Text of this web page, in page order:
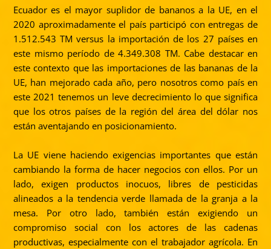
Ecuador es el mayor suplidor de bananos a la UE, en el
2020 aproximadamente el país participó con entregas de
1.512.543 TM versus la importación de los 27 países en
este mismo período de 4.349.308 TM. Cabe destacar en
este contexto que las importaciones de las bananas de la
UE, han mejorado cada año, pero nosotros como país en
este 2021 tenemos un leve decrecimiento lo que significa
que los otros países de la región del área del dólar nos
están aventajando en posicionamiento.
La UE viene haciendo exigencias importantes que están
cambiando la forma de hacer negocios con ellos. Por un
lado, exigen productos inocuos, libres de pesticidas
alineados a la tendencia verde llamada de la granja a la
mesa. Por otro lado, también están exigiendo un
compromiso social con los actores de las cadenas
productivas, especialmente con el trabajador agrícola. En